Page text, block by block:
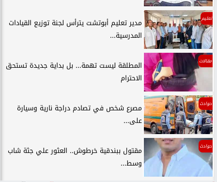
تعليم
مدير تعليم أبوتشت يترأس لجنة توزيع القيادات
المدرسية...
مقالات
المطلقة ليست تهمة... بل بداية جديدة تستحق
الاحترام
حوادث
مصرع شخص في تصادم دراجة نارية وسيارة
على...
حوادث
مقتول ببندقية خرطوش.. العثور علي جثة شاب
وسط...